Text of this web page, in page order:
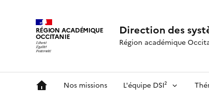
RÉGION ACADÉMIQUE
OCCITANIE Direction des
Région académique
Nos missions L'équipe DSI²